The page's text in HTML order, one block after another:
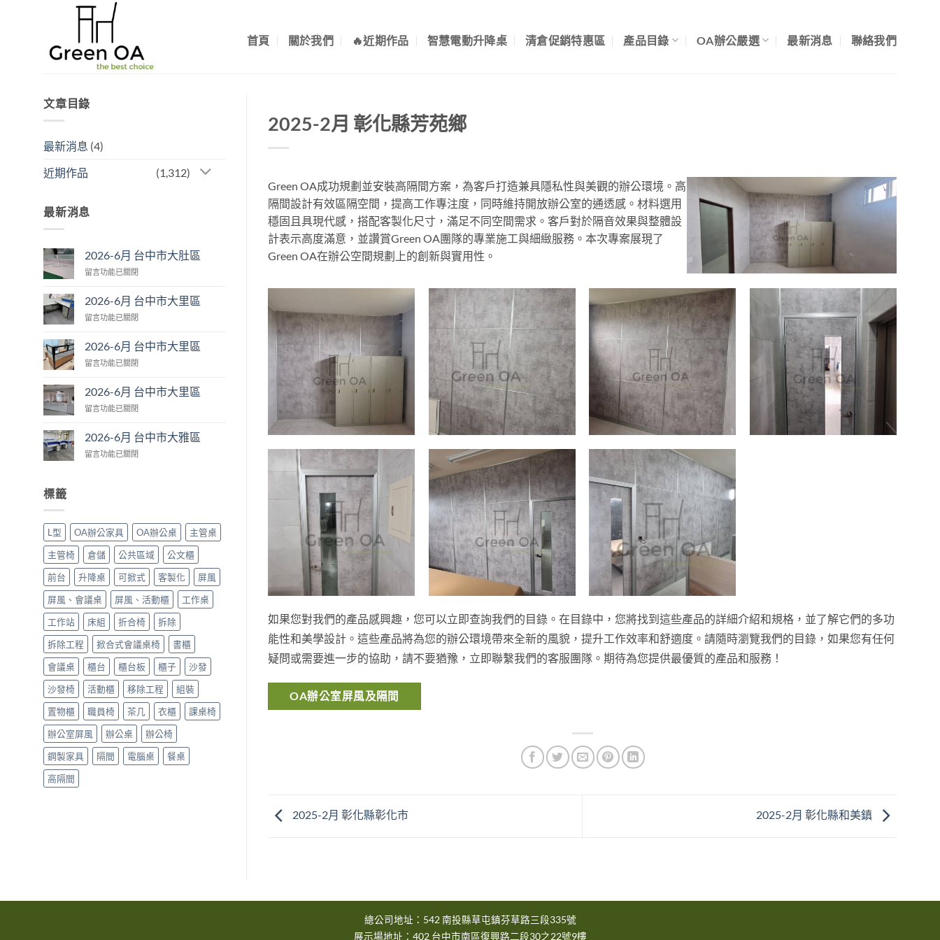
首頁 關於我們 🔥近期作品 智慧電動升降桌 清倉促銷特惠區 產品目錄 OA辦公嚴選 最新消息 聯絡我們
文章目錄
最新消息 (4)
近期作品 (1,312)
最新消息
2026-6月 台中市大肚區
在
月
台
市
肚
中
留言功能已關閉
2026-6月 台中市大里區
在
月
台
市
里
中
留言功能已關閉
2026-6月 台中市大里區
在
月
台
市
里
留言功能已關閉
2026-6月 台中市大里區
在
月
台
中
留言功能已關閉
2026-6月 台中市大雅區
在
市
大
雅
區〉
中
留言功能已關閉
標籤
L型 OA辦公家具 OA辦公桌
主管桌
主管椅
倉儲 公共區域
公文櫃
前台
升降桌 可掀式 客製化
屏風
屏風、會議桌
屏風、活動櫃
工作桌
工作站
床組 折合椅
拆除
拆除工程
掀合式會議桌椅
書櫃
會議桌
櫃台 櫃台板 櫃子
沙發
沙發椅
活動櫃 移除工程
組裝
置物櫃
職員椅 茶几 衣櫃
課桌椅
辦公室屏風
辦公桌
辦公椅
鋼製家具
隔間 電腦桌
餐桌
高隔間
2025-2月 彰化縣芳苑鄉
Green OA成功規劃並安裝高隔間方案，為客戶打造兼具隱私性與美觀的辦公環境。高
隔間設計有效區隔空間，提高工作專注度，同時維持開放辦公室的通透感。材料選用
穩固且具現代感，搭配客製化尺寸，滿足不同空間需求。客戶對於隔音效果與整體設
計表示高度滿意，並讚賞Green OA團隊的專業施工與細緻服務。本次專案展現了
Green OA在辦公空間規劃上的創新與實用性。
如果您對我們的產品感興趣，您可以立即查詢我們的目錄。在目錄中，您將找到這些產品的詳細介紹和規格，並了解它們的多功
能性和美學設計。這些產品將為您的辦公環境帶來全新的風貌，提升工作效率和舒適度。請隨時瀏覽我們的目錄，如果您有任何
疑問或需要進一步的協助，請不要猶豫，立即聯繫我們的客服團隊。期待為您提供最優質的產品和服務！
OA辦公室屏風及隔間
2025-2月 彰化縣彰化市 2025-2月 彰化縣和美鎮
總公司地址：542 南投縣草屯鎮芬草路三段335號
展示場地址：402 台中市南區復興路二段30之22號9樓